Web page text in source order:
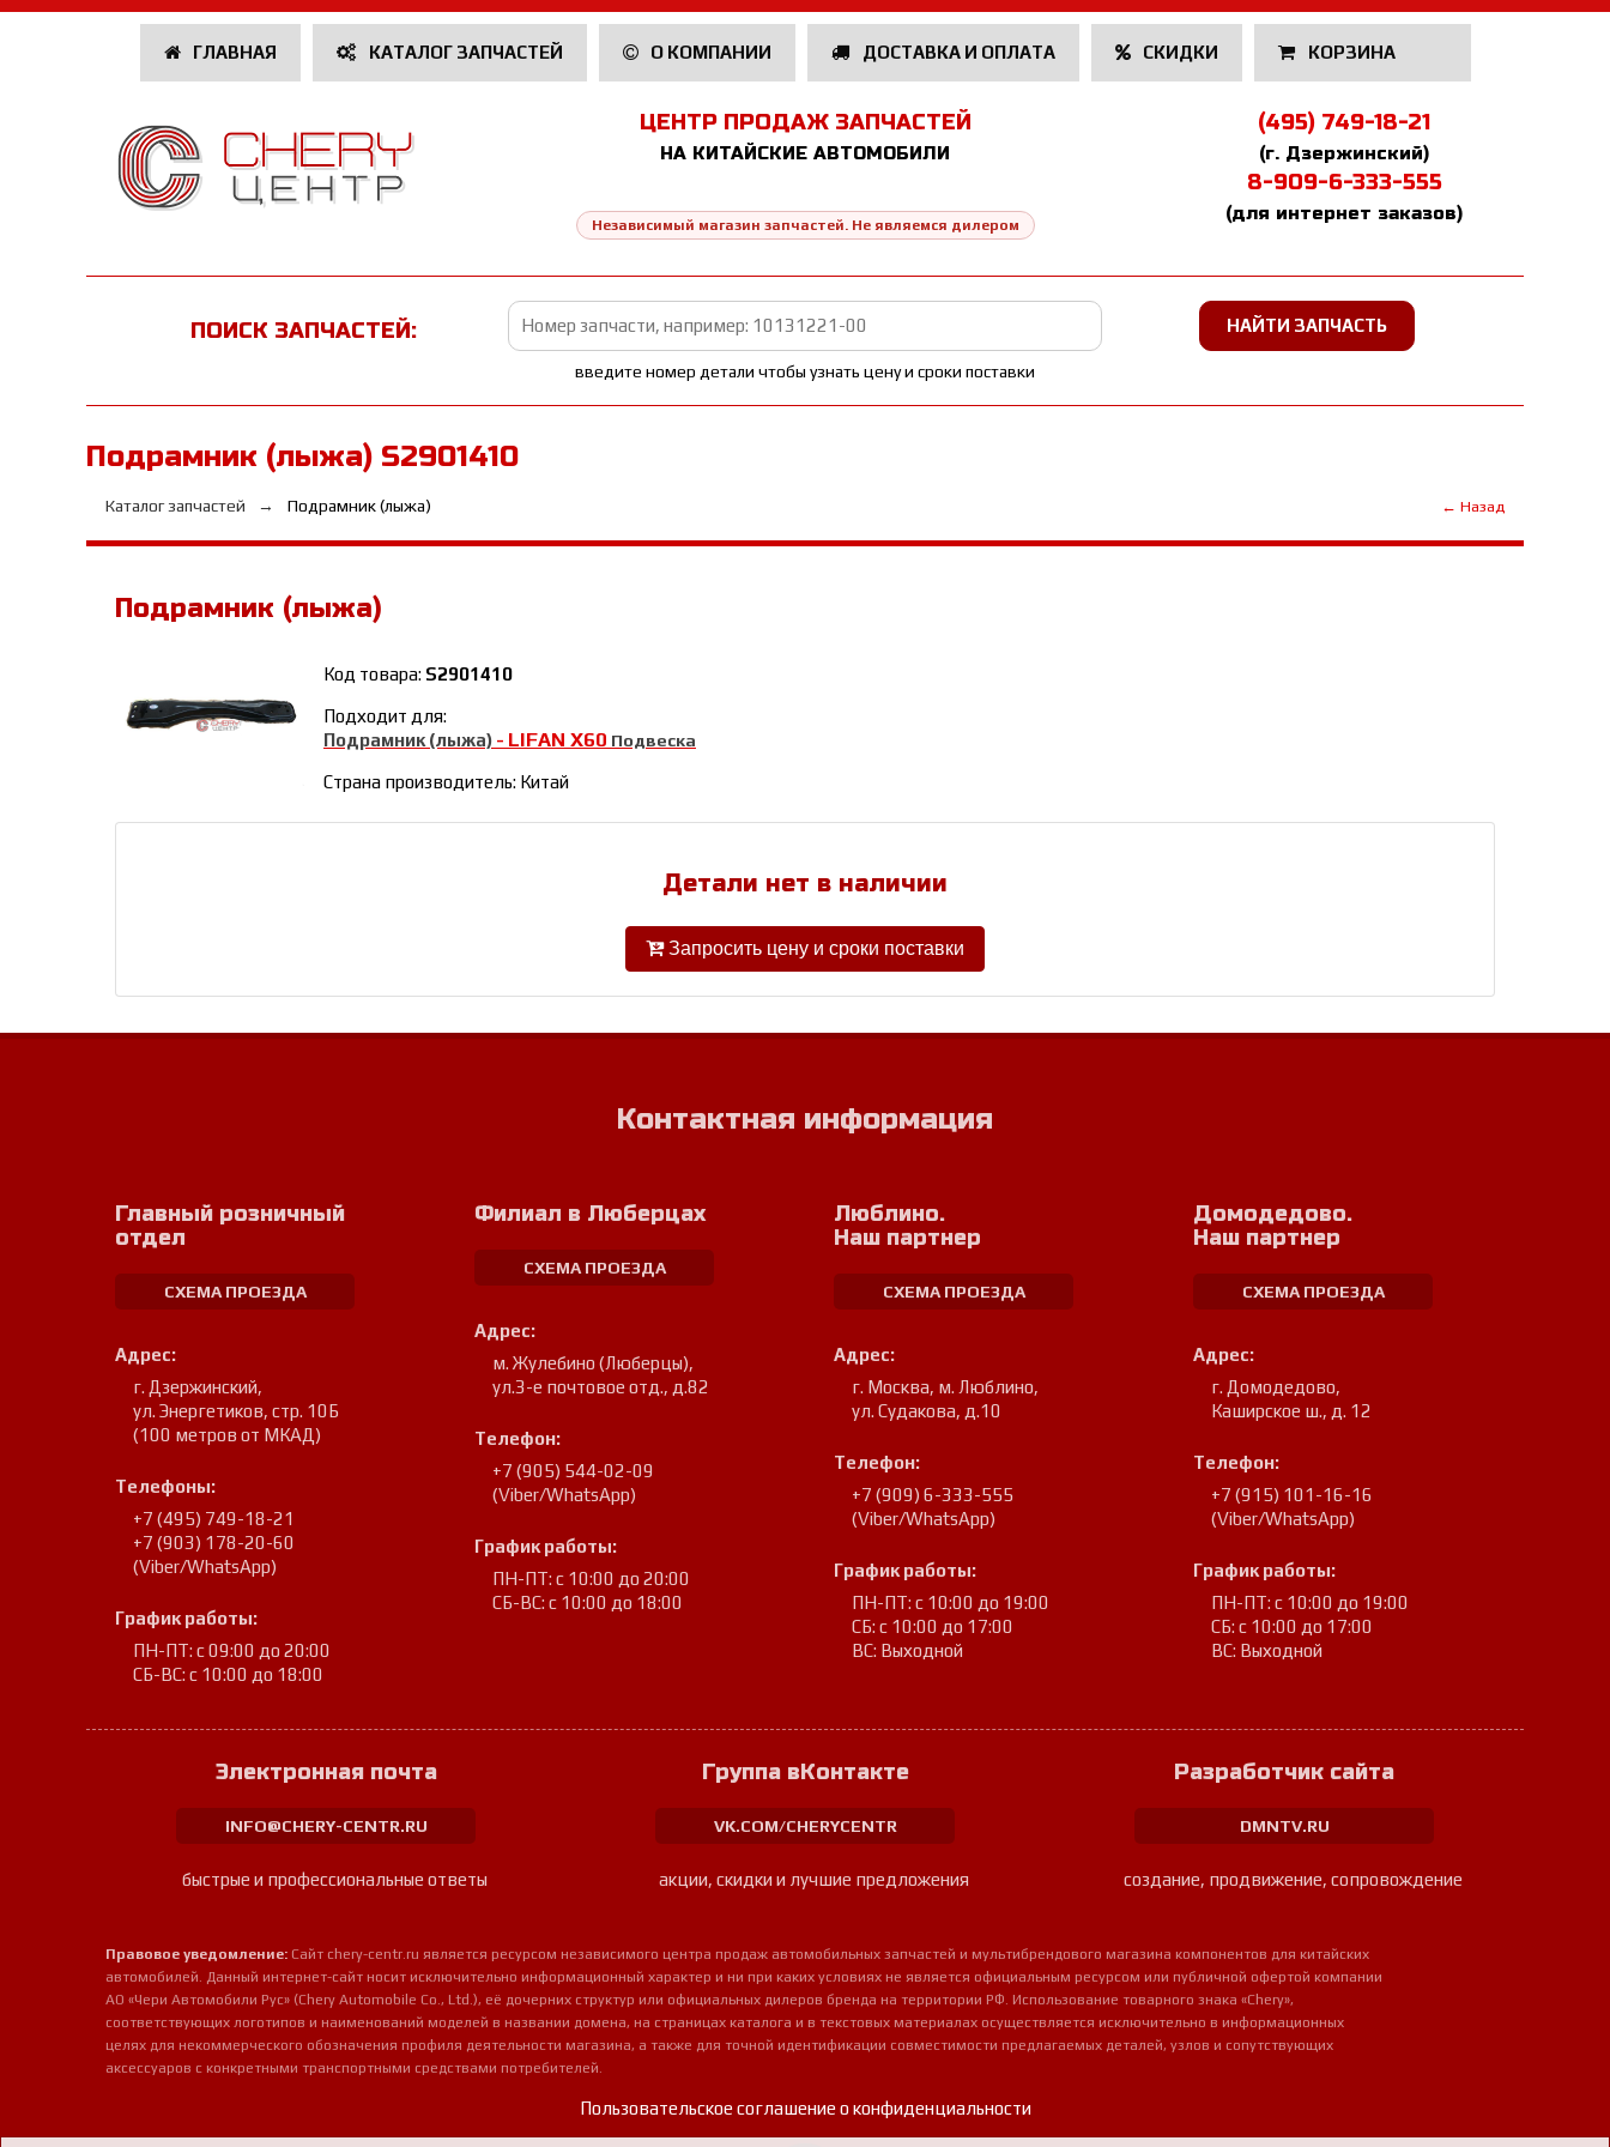
ГЛАВНАЯ КАТАЛОГ ЗАПЧАСТЕЙ О КОМПАНИИ ДОСТАВКА И ОПЛАТА СКИДКИ КОРЗИНА
ЦЕНТР ПРОДАЖ ЗАПЧАСТЕЙ
НА КИТАЙСКИЕ АВТОМОБИЛИ
Независимый магазин запчастей. Не являемся дилером
(495) 749-18-21
(г. Дзержинский)
8-909-6-333-555
(для интернет заказов)
ПОИСК ЗАПЧАСТЕЙ:
введите номер детали чтобы узнать цену и сроки поставки
Подрамник (лыжа) S2901410
Каталог запчастей Подрамник (лыжа) ← Назад
Подрамник (лыжа)
Код товара: S2901410
Подходит для:
Подрамник (лыжа) - LIFAN Х60 Подвеска
Страна производитель: Китай
Детали нет в наличии
Запросить цену и сроки поставки
Контактная информация
Главный розничный
отдел
СХЕМА ПРОЕЗДА
Адрес:
г. Дзержинский,
ул. Энергетиков, стр. 10Б
(100 метров от МКАД)
Телефоны:
+7 (495) 749-18-21
+7 (903) 178-20-60
(Viber/WhatsApp)
График работы:
ПН-ПТ: с 09:00 до 20:00
СБ-ВС: с 10:00 до 18:00
Филиал в Люберцах
СХЕМА ПРОЕЗДА
Адрес:
м. Жулебино (Люберцы),
ул.3-е почтовое отд., д.82
Телефон:
+7 (905) 544-02-09
(Viber/WhatsApp)
График работы:
ПН-ПТ: с 10:00 до 20:00
СБ-ВС: с 10:00 до 18:00
Люблино.
Наш партнер
СХЕМА ПРОЕЗДА
Адрес:
г. Москва, м. Люблино,
ул. Судакова, д.10
Телефон:
+7 (909) 6-333-555
(Viber/WhatsApp)
График работы:
ПН-ПТ: с 10:00 до 19:00
СБ: с 10:00 до 17:00
ВС: Выходной
Домодедово.
Наш партнер
СХЕМА ПРОЕЗДА
Адрес:
г. Домодедово,
Каширское ш., д. 12
Телефон:
+7 (915) 101-16-16
(Viber/WhatsApp)
График работы:
ПН-ПТ: с 10:00 до 19:00
СБ: с 10:00 до 17:00
ВС: Выходной
Электронная почта
INFO@CHERY-CENTR.RU
быстрые и профессиональные ответы
Группа вКонтакте
VK.COM/CHERYCENTR
акции, скидки и лучшие предложения
Разработчик сайта
DMNTV.RU
создание, продвижение, сопровождение
Правовое уведомление: Сайт chery-centr.ru является ресурсом независимого центра продаж автомобильных запчастей и мультибрендового магазина компонентов для китайских
автомобилей. Данный интернет-сайт носит исключительно информационный характер и ни при каких условиях не является официальным ресурсом или публичной офертой компании
АО «Чери Автомобили Рус» (Chery Automobile Co., Ltd.), её дочерних структур или официальных дилеров бренда на территории РФ. Использование товарного знака «Chery»,
соответствующих логотипов и наименований моделей в названии домена, на страницах каталога и в текстовых материалах осуществляется исключительно в информационных
целях для некоммерческого обозначения профиля деятельности магазина, а также для точной идентификации совместимости предлагаемых деталей, узлов и сопутствующих
аксессуаров с конкретными транспортными средствами потребителей.
Пользовательское соглашение о конфиденциальности